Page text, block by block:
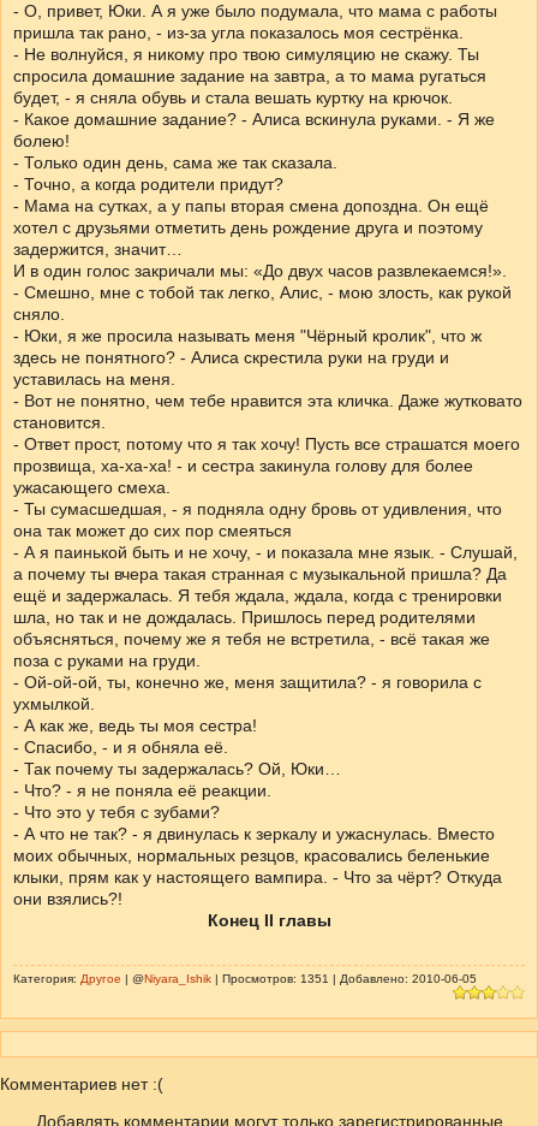
- О, привет, Юки. А я уже было подумала, что мама с работы
пришла так рано, - из-за угла показалось моя сестрёнка.
- Не волнуйся, я никому про твою симуляцию не скажу. Ты
спросила домашние задание на завтра, а то мама ругаться
будет, - я сняла обувь и стала вешать куртку на крючок.
- Какое домашние задание? - Алиса вскинула руками. - Я же
болею!
- Только один день, сама же так сказала.
- Точно, а когда родители придут?
- Мама на сутках, а у папы вторая смена допоздна. Он ещё
хотел с друзьями отметить день рождение друга и поэтому
задержится, значит…
И в один голос закричали мы: «До двух часов развлекаемся!».
- Смешно, мне с тобой так легко, Алис, - мою злость, как рукой
сняло.
- Юки, я же просила называть меня "Чёрный кролик", что ж
здесь не понятного? - Алиса скрестила руки на груди и
уставилась на меня.
- Вот не понятно, чем тебе нравится эта кличка. Даже жутковато
становится.
- Ответ прост, потому что я так хочу! Пусть все страшатся моего
прозвища, ха-ха-ха! - и сестра закинула голову для более
ужасающего смеха.
- Ты сумасшедшая, - я подняла одну бровь от удивления, что
она так может до сих пор смеяться
- А я паинькой быть и не хочу, - и показала мне язык. - Слушай,
а почему ты вчера такая странная с музыкальной пришла? Да
ещё и задержалась. Я тебя ждала, ждала, когда с тренировки
шла, но так и не дождалась. Пришлось перед родителями
объясняться, почему же я тебя не встретила, - всё такая же
поза с руками на груди.
- Ой-ой-ой, ты, конечно же, меня защитила? - я говорила с
ухмылкой.
- А как же, ведь ты моя сестра!
- Спасибо, - и я обняла её.
- Так почему ты задержалась? Ой, Юки…
- Что? - я не поняла её реакции.
- Что это у тебя с зубами?
- А что не так? - я двинулась к зеркалу и ужаснулась. Вместо
моих обычных, нормальных резцов, красовались беленькие
клыки, прям как у настоящего вампира. - Что за чёрт? Откуда
они взялись?!
Конец II главы
Категория: Другое | @Niyara_Ishik | Просмотров: 1351 | Добавлено: 2010-06-05
Комментариев нет :(
Добавлять комментарии могут только зарегистрированные